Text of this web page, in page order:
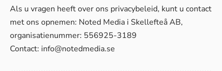
Als u vragen heeft over ons privacybeleid, kunt u contact
met ons opnemen: Noted Media i Skellefteå AB,
organisatienummer: 556925-3189
Contact: info@notedmedia.se